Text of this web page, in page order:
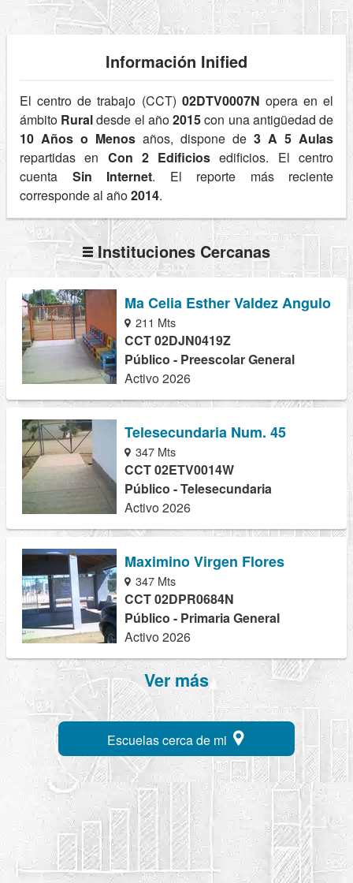
Información Inified
El centro de trabajo (CCT) 02DTV0007N opera en el
ámbito Ruraldesde el año2015con una antigüedad de
10 Años o Menos años, dispone de 3 A 5 Aulas
repartidas en Con 2 Edificios edificios. El centro
cuenta Sin Internet. El reporte más reciente
corresponde al año2014.
Instituciones Cercanas
Ma Celia Esther Valdez Angulo
211 Mts
CCT 02DJN0419Z
Público - Preescolar General
Activo 2026
Telesecundaria Num. 45
347 Mts
CCT 02ETV0014W
Público - Telesecundaria
Activo 2026
Maximino Virgen Flores
347 Mts
CCT 02DPR0684N
Público - Primaria General
Activo 2026
Ver más
Escuelas cerca de mi